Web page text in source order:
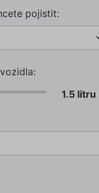
pojistit:
pfp-uid